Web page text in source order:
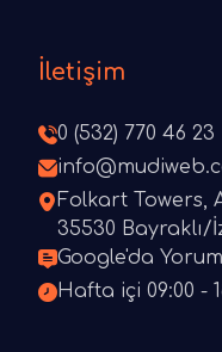
İletişim
0 (532) 770 46 23
Folkart Towers,
35530 Bayraklı/
Google'da
Hafta içi 09:00 -